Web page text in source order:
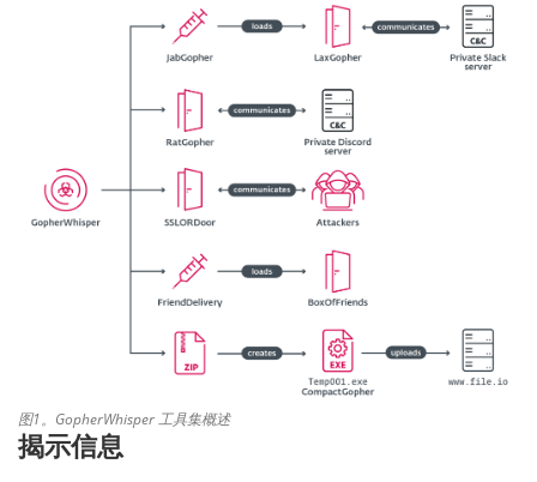
图1。GopherWhisper 工具集概述
揭示信息